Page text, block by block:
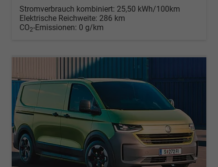
Stromverbrauch kombiniert: 25,50 kWh/100km
Elektrische Reichweite: 286 km
CO2-Emissionen: 0 g/km